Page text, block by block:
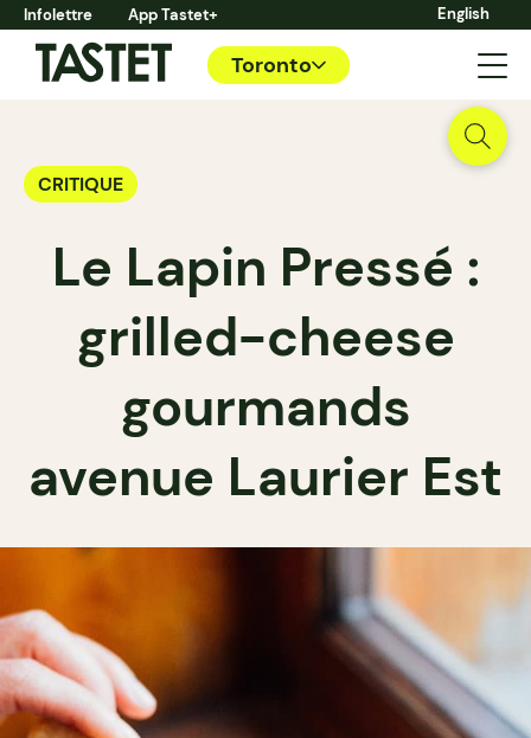
Infolettre App Tastet+ English
Toronto
CRITIQUE
Le Lapin Pressé :
grilled-cheese
gourmands
avenue Laurier Est